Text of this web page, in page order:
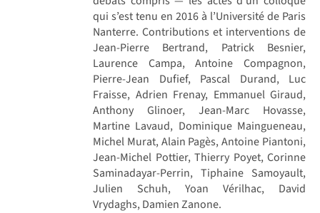
qui s’est tenu en 2016 à l’Université de Paris
Nanterre. Contributions et interventions de
Jean-Pierre Bertrand, Patrick Besnier,
Laurence Campa, Antoine Compagnon,
Pierre-Jean Dufief, Pascal Durand, Luc
Fraisse, Adrien Frenay, Emmanuel Giraud,
Anthony Glinoer, Jean-Marc Hovasse,
Martine Lavaud, Dominique Maingueneau,
Michel Murat, Alain Pagès, Antoine Piantoni,
Jean-Michel Pottier, Thierry Poyet, Corinne
Saminadayar-Perrin, Tiphaine Samoyault,
Julien Schuh, Yoan Vérilhac, David
Vrydaghs, Damien Zanone.